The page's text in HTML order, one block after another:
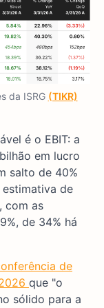
da ISRG (TIKR)
é o EBIT: a
em lucro
salto de 40%
de
com as
de 34% há
de
que "o
sólido para a